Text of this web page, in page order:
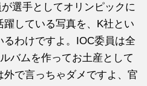
選手としてオリンピックに
している写真を、K社とい
るわけですよ。IOC委員は全
バムを作ってお土産として
で言っちゃダメですよ、官